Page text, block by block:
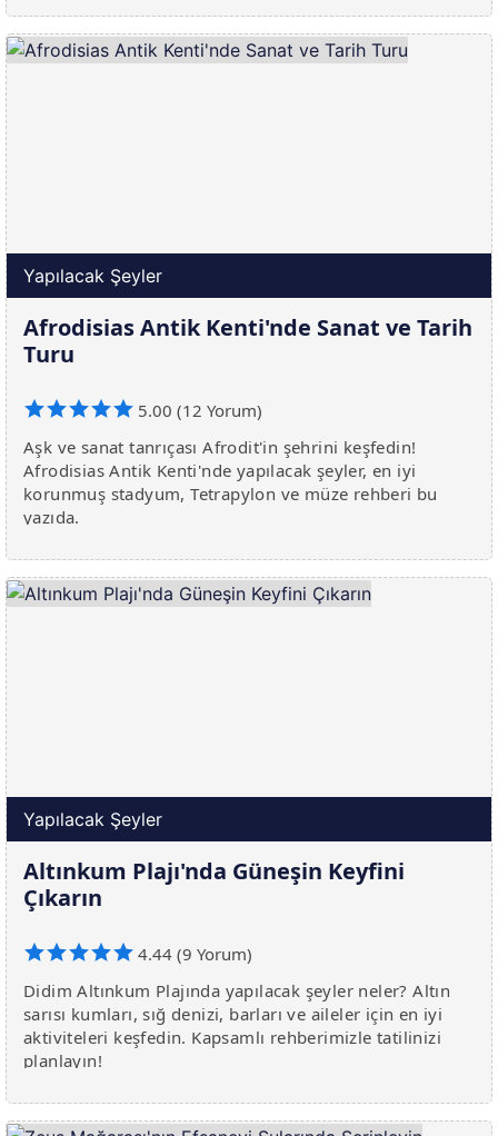
Yapılacak Şeyler
Afrodisias Antik Kenti'nde Sanat ve Tarih
Turu
5.00 (12 Yorum)
Aşk ve sanat tanrıçası Afrodit'in şehrini keşfedin!
Afrodisias Antik Kenti'nde yapılacak şeyler, en iyi
korunmuş stadyum, Tetrapylon ve müze rehberi bu
yazıda.
Yapılacak Şeyler
Altınkum Plajı'nda Güneşin Keyfini
Çıkarın
4.44 (9 Yorum)
Didim Altınkum Plajında yapılacak şeyler neler? Altın
sarısı kumları, sığ denizi, barları ve aileler için en iyi
aktiviteleri keşfedin. Kapsamlı rehberimizle tatilinizi
planlayın!